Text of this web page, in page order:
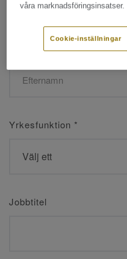
Efternamn*
Yrkesfunktion *
Jobbtitel
våra marknadsföringsinsatser.
Cookie-inställningar